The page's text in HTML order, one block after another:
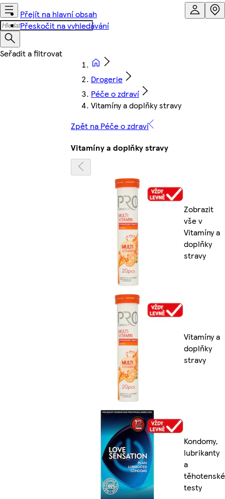
Přejít na hlavní obsah
Přeskočit na vyhledávání
Drogerie
Péče o zdraví
Vitamíny a doplňky stravy
Zpět na Péče o zdraví
Vitamíny a doplňky stravy
Zobrazit
vše v
Vitamíny a
doplňky
stravy
Vitamíny a
doplňky
stravy
Kondomy,
lubrikanty
a
těhotenské
testy